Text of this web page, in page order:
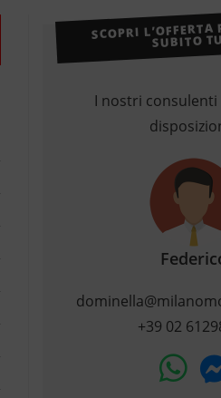
SCOPRI L’OFFERTA
SUBITO
I nostri consulenti
+39 02